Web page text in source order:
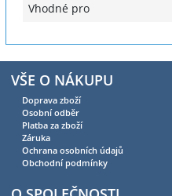
Vhodné pro
VŠE O NÁKUPU
Doprava zboží
Osobní odběr
Platba za zboží
Záruka
Ochrana osobních údajů
Obchodní podmínky